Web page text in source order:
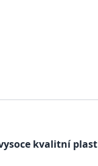
kvalitní plast